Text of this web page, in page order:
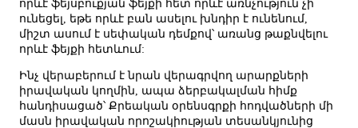
որևէ ֆեյսբուքյան ֆեյքի հետ որևէ առնչություն չի
ունեցել, եթե որևէ բան ասելու խնդիր է ունենում,
միշտ ասում է սեփական դեմքով՝ առանց թաքնվելու
որևէ ֆեյքի հետևում:
Ինչ վերաբերում է նրան վերագրվող արարքների
իրավական կողմին, ապա ձերբակալման հիմք
հանդիսացած՝ Քրեական օրենսգրքի հոդվածների մի
մասն իրավական որոշակիության տեսանկյունից